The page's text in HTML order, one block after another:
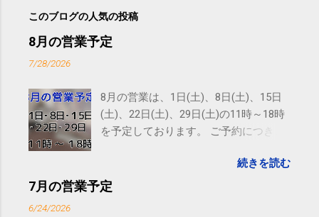
このブログの人気の投稿
8月の営業予定
7/28/2026
8月の営業は、1日(土)、8日(土)、15日
(土)、22日(土)、29日(土)の11時～18時
を予定しております。 ご予約につきま
す。 電話に出られないことがあります
ので、ご予約、お問い合わせは
続きを読む
7月の営業予定
6/24/2026